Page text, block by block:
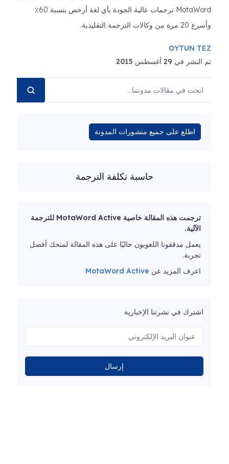
MotaWord ترجمات عالية الجودة بأي لغة أرخص بنسبة 60٪
وأسرع 20 مرة من وكالات الترجمة التقليدية.
OYTUN TEZ
تم النشر في 29 أغسطس 2015
اطلع على جميع منشورات المدونة
حاسبة تكلفة الترجمة
ترجمت هذه المقالة خاصية MotaWord Active للترجمة
الآلية.
يعمل مدققونا اللغويون حاليًا على هذه المقالة لمنحك أفضل
تجربة.
اعرف المزيد عن MotaWord Active
اشترك في نشرتنا الإخبارية
إرسال